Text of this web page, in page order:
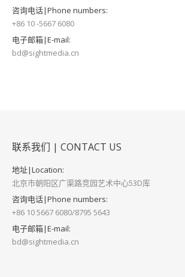
咨询电话|Phone numbers:
+86 10 -5667 6080
电子邮箱|E-mail:
bd@sightmedia.cn
联系我们 | CONTACT US
地址|Location:
北京市朝阳区广渠路竞园艺术中心53D库
咨询电话|Phone numbers:
+86 10 5667 6080/8795 5643
电子邮箱|E-mail:
bd@sightmedia.cn